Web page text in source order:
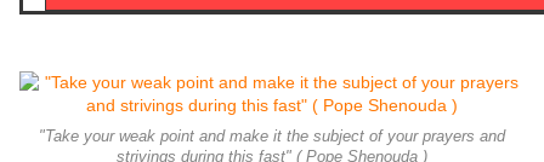
"Take your weak point and make it the subject of your prayers and
strivings during this fast" ( Pope Shenouda )